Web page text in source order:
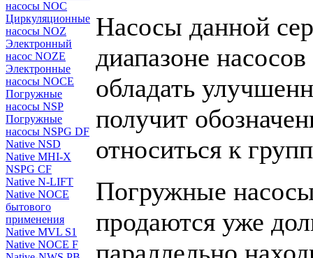
насосы NOC
Циркуляционные
насосы NOZ
Электронный
насос NOZE
Электронные
насосы NOCE
Погружные
насосы NSP
Погружные
насосы NSPG DF
Native NSD
Native MHI-X
NSPG CF
Native N-LIFT
Native NOCE
бытового
применения
Native MVL S1
Native NOCE F
Насосы данной
диапазоне
обладать
получит
относиться к
Погружные
продаются уже